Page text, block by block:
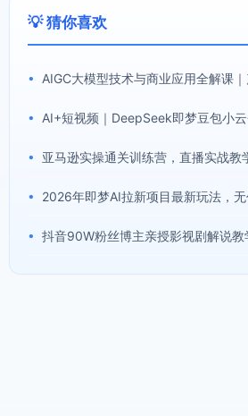
💡 猜你喜欢
•
•
•
•
•